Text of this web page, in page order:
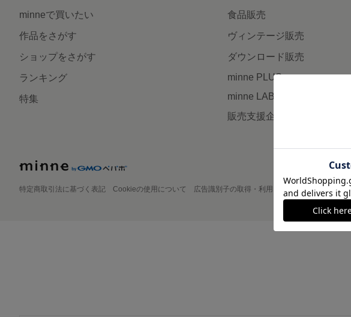
minneで買いたい
作品をさがす
ショップをさがす
ランキング
特集
食品販売
ヴィンテージ販売
ダウンロード販売
minne PLUS
minne LAB
販売支援企画・イベント
特定商取引法に基づく表記 Cookieの使用について 広告識別子の取得・利用 プライバシーポリシー